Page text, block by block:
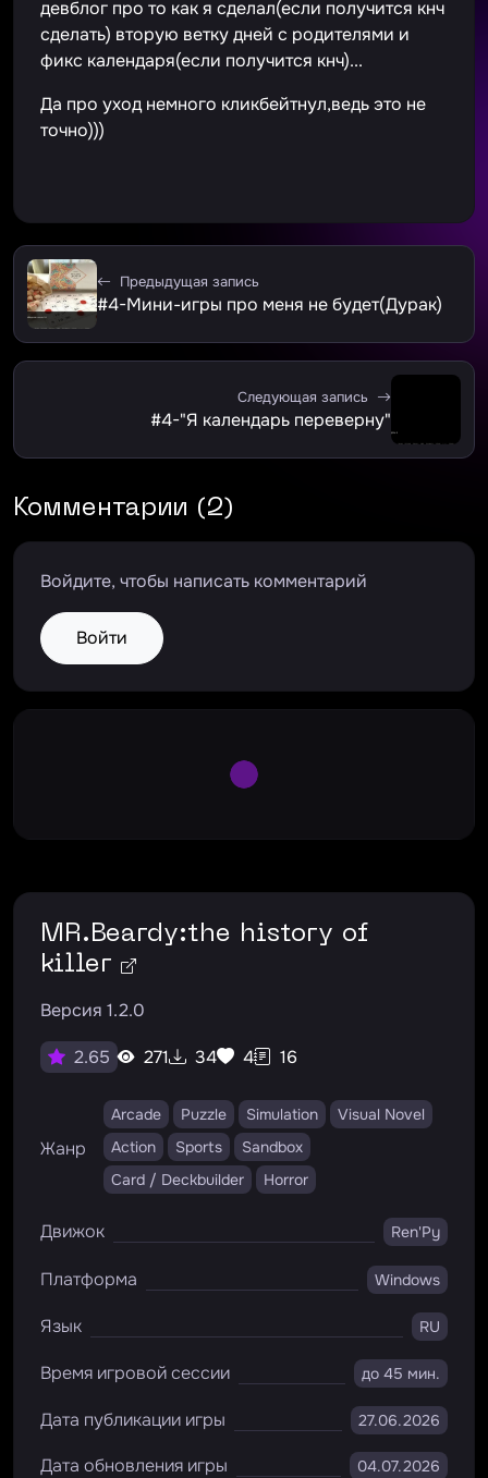
девблог про то как я сделал(если получится кнч
сделать) вторую ветку дней с родителями и
фикс календаря(если получится кнч)...
Да про уход немного кликбейтнул,ведь это не
точно)))
Предыдущая запись
#4-Мини-игры про меня не будет(Дурак)
Следующая запись
#4-"Я календарь переверну"
Комментарии (2)
Войдите, чтобы написать комментарий
Войти
Large Spinner
MR.Beardy:the history of
killer
Версия 1.2.0
2.65 271 34 4 16
Жанр
Arcade Puzzle Simulation
Visual Novel
Action
Sports
Sandbox
Card / Deckbuilder
Horror
Движок Ren'Py
Платформа Windows
Язык RU
Время игровой сессии до 45 мин.
Дата публикации игры 27.06.2026
Дата обновления игры 04.07.2026